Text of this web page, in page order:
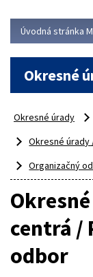
Viac
Úvodná stránka
Okresné
Okresné úrady
Okresné
Organizačný
centrá /
odbor